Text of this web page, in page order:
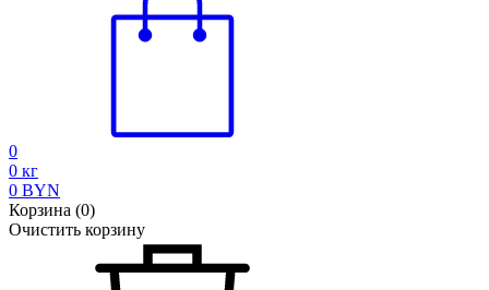
0
0 кг
0 BYN
Корзина (0)
Очистить корзину